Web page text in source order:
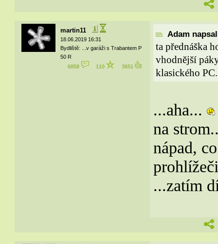
martin11
18.06.2019 16:31
Bydliště: ...v garáži s Trabantem P
50 R
6858
110 3651
Adam
ta přednáška
vhodnější
klasického
...aha...
na
nápad,
...zatím